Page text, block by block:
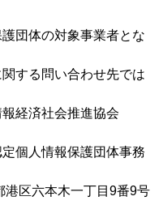
団体の対象事業者とな
する問い合わせ先では
経済社会推進協会
個人情報保護団体事務
区六本木一丁目9番9号